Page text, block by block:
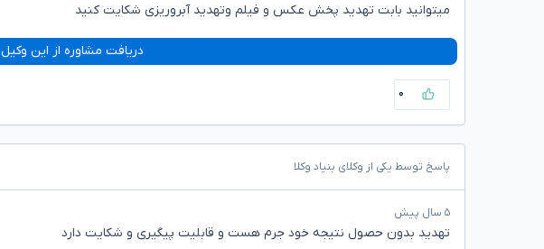
میتوانید بابت تهدید پخش عکس و فیلم وتهدید آبروریزی شکایت کنید
دریافت مشاوره از این وکیل
۰
پاسخ توسط یکی از وکلای بنیاد وکلا
۵ سال پیش
تهدید بدون حصول نتیجه خود جرم هست و قابلیت پیگیری و شکایت دارد